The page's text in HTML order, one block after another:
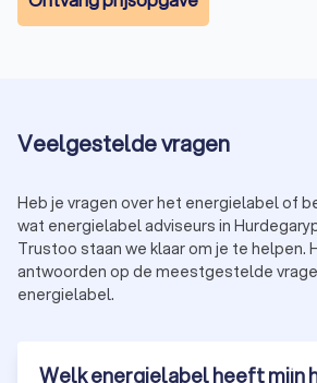
Veelgestelde vragen
Heb je vragen over het energielabel of
wat energielabel adviseurs in
Trustoo staan we klaar om je te helpen.
antwoorden op de meestgestelde
energielabel.
Welk energielabel heeft mijn